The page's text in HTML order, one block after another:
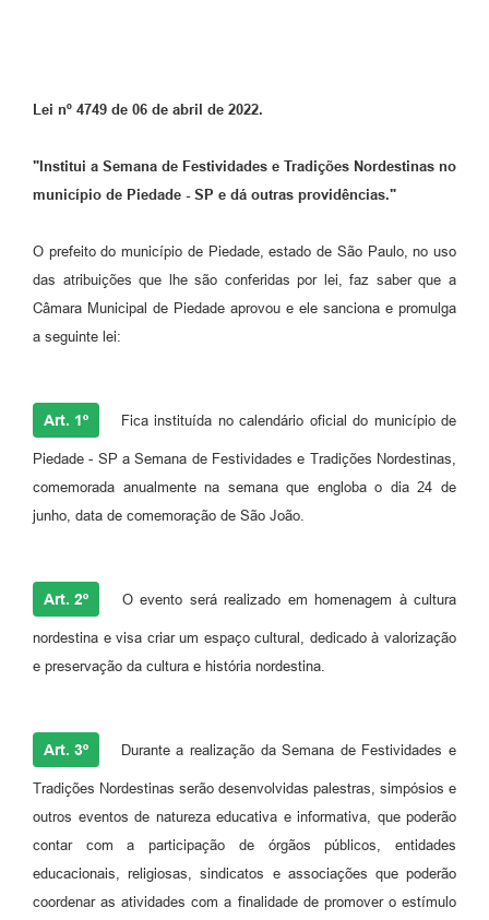
Lei nº 4749 de 06 de abril de 2022.
"Institui a Semana de Festividades e Tradições Nordestinas no
município de Piedade - SP e dá outras providências."
O prefeito do município de Piedade, estado de São Paulo, no uso
das atribuições que lhe são conferidas por lei, faz saber que a
Câmara Municipal de Piedade aprovou e ele sanciona e promulga
a seguinte lei:
Art. 1º Fica instituída no calendário oficial do município de
Piedade - SP a Semana de Festividades e Tradições Nordestinas,
comemorada anualmente na semana que engloba o dia 24 de
junho, data de comemoração de São João.
Art. 2º O evento será realizado em homenagem à cultura
nordestina e visa criar um espaço cultural, dedicado à valorização
e preservação da cultura e história nordestina.
Art. 3º Durante a realização da Semana de Festividades e
Tradições Nordestinas serão desenvolvidas palestras, simpósios e
outros eventos de natureza educativa e informativa, que poderão
contar com a participação de órgãos públicos, entidades
educacionais, religiosas, sindicatos e associações que poderão
coordenar as atividades com a finalidade de promover o estímulo